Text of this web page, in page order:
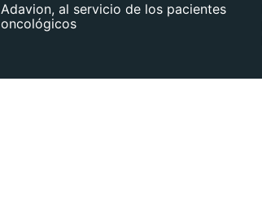
Adavion, al servicio de los pacientes
oncológicos